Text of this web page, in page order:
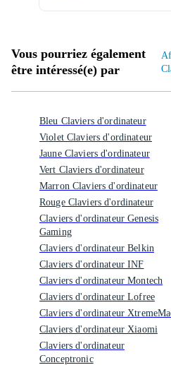
Vous pourriez également
être intéressé(e) par
Bleu Claviers d'ordinateur
Violet Claviers d'ordinateur
Jaune Claviers d'ordinateur
Vert Claviers d'ordinateur
Marron Claviers d'ordinateur
Rouge Claviers d'ordinateur
Claviers d'ordinateur Genesis
Gaming
Claviers d'ordinateur Belkin
Claviers d'ordinateur INF
Claviers d'ordinateur Montech
Claviers d'ordinateur Lofree
Claviers d'ordinateur
Claviers d'ordinateur Xiaomi
Claviers d'ordinateur
Conceptronic